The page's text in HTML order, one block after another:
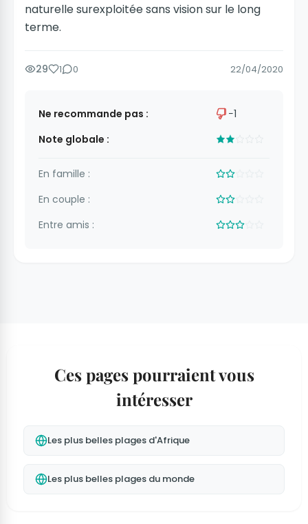
naturelle surexploitée sans vision sur le long
terme.
29 1 0 22/04/2020
Ne recommande pas :
−1
Note globale :
En famille :
En couple :
Entre amis :
Ces pages pourraient vous
intéresser
Les plus belles plages d'Afrique
Les plus belles plages du monde